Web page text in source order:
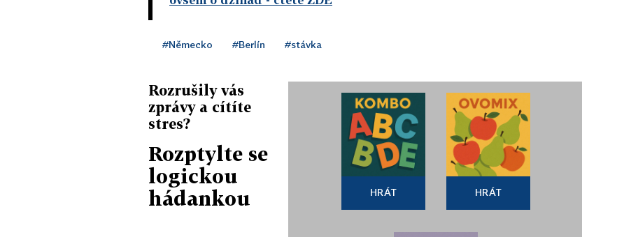
#Německo #Berlín #stávka
Rozrušily vás
zprávy a cítíte
stres?
Rozptylte se
logickou
hádankou
HRÁT HRÁT